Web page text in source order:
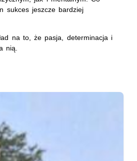
sukces jeszcze bardziej
na to, że pasja, determinacja i
nią.